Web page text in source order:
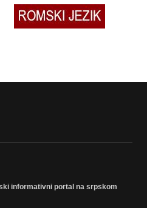
informativni portal na srpskom